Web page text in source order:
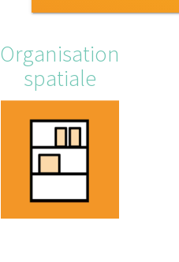
Organisation
spatiale